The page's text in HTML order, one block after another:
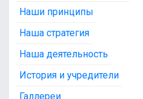
Наши принципы
Наша стратегия
Наша деятельность
История и учредители
Галлереи